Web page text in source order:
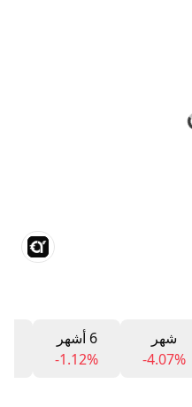
شهر
-4.07%
6 أشهر
-1.12%